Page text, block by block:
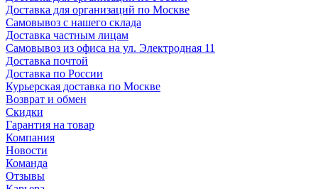
Доставка для организаций по Москве
Самовывоз с нашего склада
Доставка частным лицам
Самовывоз из офиса на ул. Электродная 11
Доставка почтой
Доставка по России
Курьерская доставка по Москве
Возврат и обмен
Скидки
Гарантия на товар
Компания
Новости
Команда
Отзывы